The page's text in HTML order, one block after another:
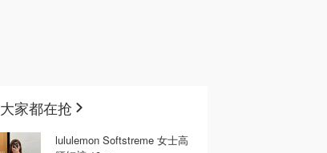
大家都在抢
lululemon Softstreme 女士高